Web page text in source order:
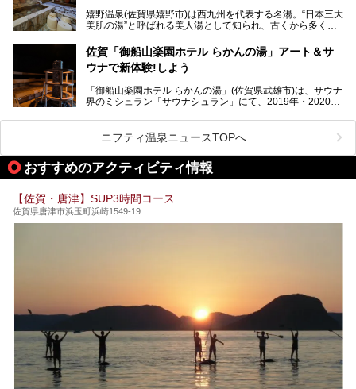
と言われるほど。今回は、そんな佐賀県で特におすすめのス
ーパー銭湯をピックアップしました。
嬉野温泉(佐賀県嬉野市)は西九州を代表する名湯。“日本三大
美肌の湯”と呼ばれる美人湯として知られ、古くから多くの
中でも「うれしの源泉 百年の湯」は、嬉野温泉では数少な
い日帰り入浴専門施設のひとつ。多くの常連客や観光客に親
しまれています。
今回は、地元九州在住のニフティ温泉ライターである筆者が
「うれしの源泉 百年の湯」を現地体験。定番の大浴場をは
提供元：うれしの源泉 百年の湯【PR】
この記事はうれしの源泉 百年の湯のPRレポート記事です。
佐賀「御船山楽園ホテル らかんの湯」アート＆サ
ウナで新体験!しよう
「御船山楽園ホテル らかんの湯」(佐賀県武雄市)は、サウナ
界のミシュラン「サウナシュラン」にて、2019年・2020
一のサウナと言っても過言ではありません。
今回は、その大注目のサウナと温泉入浴施設を、男女別浴室
ごとに現地取材してきました！ さらには、御船山楽園で同
時開催中のチームラボ作品展も併せてご紹介。アート＆サウ
ナというかつてどこにも無かった組み合わせで、新体験!し
ニフティ温泉ニュースTOPへ
おすすめのアクティビティ情報
【佐賀・唐津】SUP3時間コース
佐賀県唐津市浜玉町浜崎1549-19